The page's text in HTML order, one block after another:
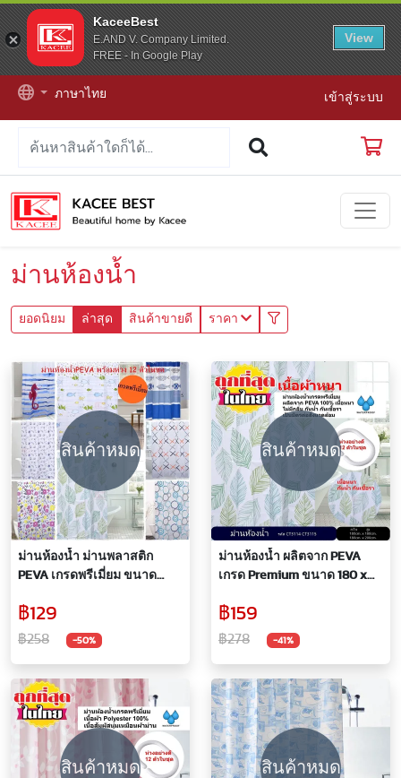
KaceeBest
E.AND V. Company Limited.
FREE - In Google Play
View
ภาษาไทย เข้าสู่ระบบ
ม่านห้องน้ำ
ยอดนิยม ล่าสุด สินค้าขายดี ราคา
สินค้าหมด
ม่านห้องน้ำ ม่านพลาสติก
PEVA เกรดพรีเมี่ยม ขนาด
฿129
฿258 -50%
สินค้าหมด
ม่านห้องน้ำ ผลิตจาก PEVA
เกรด Premium ขนาด 180 x
฿159
฿278 -41%
สินค้าหมด สินค้าหมด